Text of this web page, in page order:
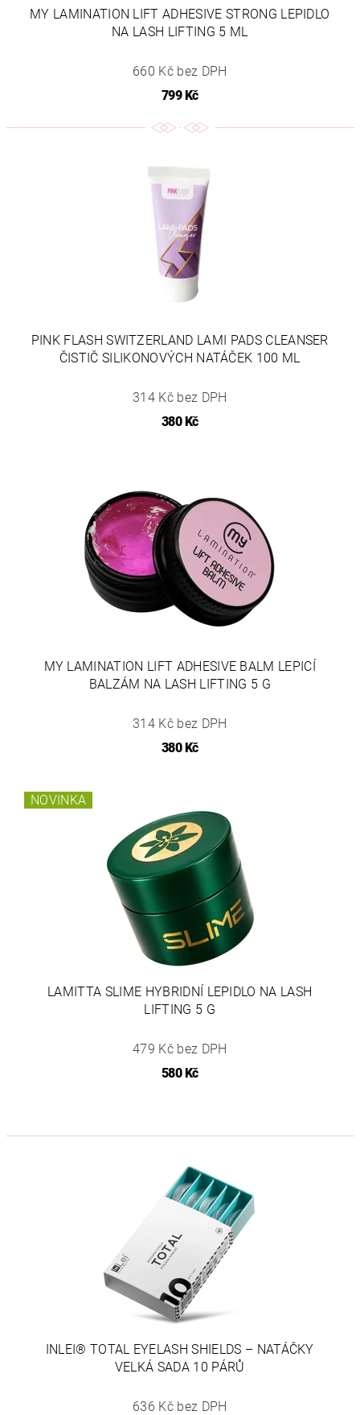
MY LAMINATION LIFT ADHESIVE STRONG LEPIDLO
NA LASH LIFTING 5 ML
660 Kč bez DPH
799 Kč
PINK FLASH SWITZERLAND LAMI PADS CLEANSER
ČISTIČ SILIKONOVÝCH NATÁČEK 100 ML
314 Kč bez DPH
380 Kč
MY LAMINATION LIFT ADHESIVE BALM LEPICÍ
BALZÁM NA LASH LIFTING 5 G
314 Kč bez DPH
380 Kč
NOVINKA
LAMITTA SLIME HYBRIDNÍ LEPIDLO NA LASH
LIFTING 5 G
479 Kč bez DPH
580 Kč
INLEI® TOTAL EYELASH SHIELDS – NATÁČKY
VELKÁ SADA 10 PÁRŮ
636 Kč bez DPH